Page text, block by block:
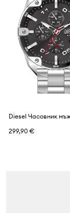
Diesel Часовник
299,90 €